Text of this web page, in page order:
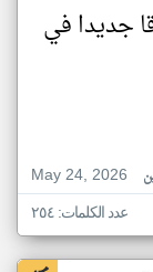
جديدا في
May 24, 2026
عدد الكلمات: ٢٥٤